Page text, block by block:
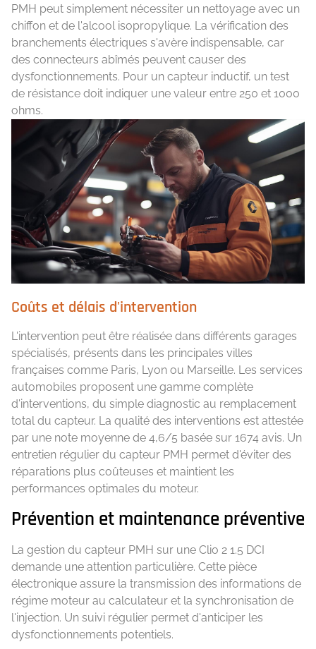
PMH peut simplement nécessiter un nettoyage avec un
chiffon et de l'alcool isopropylique. La vérification des
branchements électriques s'avère indispensable, car
des connecteurs abîmés peuvent causer des
dysfonctionnements. Pour un capteur inductif, un test
de résistance doit indiquer une valeur entre 250 et 1000
ohms.
Coûts et délais d'intervention
L'intervention peut être réalisée dans différents garages
spécialisés, présents dans les principales villes
françaises comme Paris, Lyon ou Marseille. Les services
automobiles proposent une gamme complète
d'interventions, du simple diagnostic au remplacement
total du capteur. La qualité des interventions est attestée
par une note moyenne de 4,6/5 basée sur 1674 avis. Un
entretien régulier du capteur PMH permet d'éviter des
réparations plus coûteuses et maintient les
performances optimales du moteur.
Prévention et maintenance préventive
La gestion du capteur PMH sur une Clio 2 1.5 DCI
demande une attention particulière. Cette pièce
électronique assure la transmission des informations de
régime moteur au calculateur et la synchronisation de
l'injection. Un suivi régulier permet d'anticiper les
dysfonctionnements potentiels.